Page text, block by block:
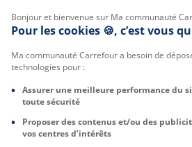
Bonjour et bienvenue sur Ma communauté
Pour les cookies 🍪, c’est vous
Ma communauté Carrefour a besoin de
technologies pour :
Assurer une meilleure performance du
toute sécurité
Proposer des contenus et/ou des
vos centres d’intérêts